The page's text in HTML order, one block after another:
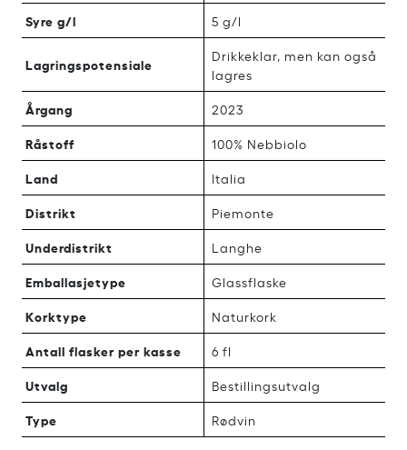
Syre g/l 5 g/l
Lagringspotensiale
Drikkeklar, men kan også
lagres
Årgang 2023
Råstoff 100% Nebbiolo
Land Italia
Distrikt Piemonte
Underdistrikt Langhe
Emballasjetype Glassflaske
Korktype Naturkork
Antall flasker per kasse 6 fl
Utvalg Bestillingsutvalg
Type Rødvin